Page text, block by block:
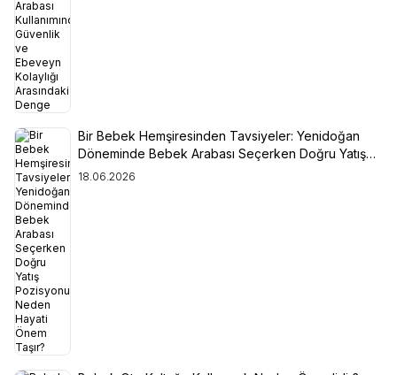
Bir Bebek Hemşiresinden Tavsiyeler: Yenidoğan
Döneminde Bebek Arabası Seçerken Doğru Yatış
Pozisyonu Neden Hayati Önem Taşır?
18.06.2026